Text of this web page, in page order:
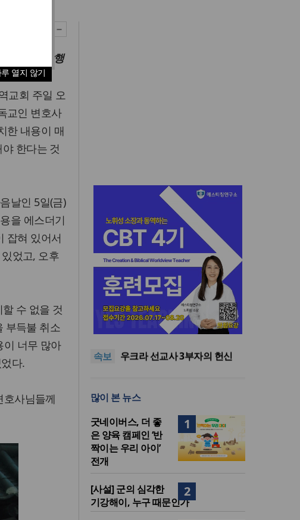
열지 않기
게재된 발행
교회 주일 오
교인 변호사
한 내용이 매
한다는 것
날인 5일(금)
을 에스더기
잡혀 있어서
었고, 오후
수 없을 것
부득불 취소
이 너무 많아
다.
사님들께
속보
[최원호 목사의 영혼의 양식 63]
말씀은 같은데 왜 열매는 다를
美 이민구금센터에 억류됐던
“미사일 속에서도 복음은 전해
“미래 선교, 분쟁·빈곤 지역 출
발
말씀은 같은데 왜 열매는 다를
美 이민구금센터에 억류됐던
한인 목회자 석방돼
많이 본 뉴스
1
굿네이버스, 더 좋
은 양육 캠페인 ‘반
짝이는 우리 아이’
전개
2
[사설] 군의 심각한
기강해이, 누구 때문인가